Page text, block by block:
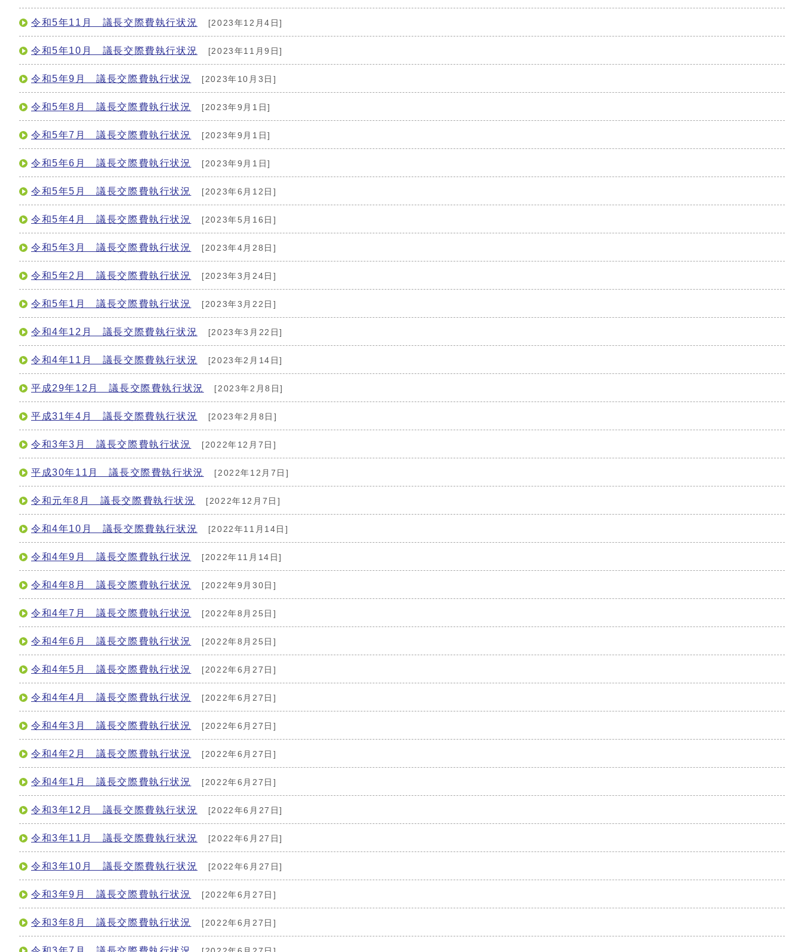
令和5年11月 議長交際費執行状況 [2023年12月4日]
令和5年10月 議長交際費執行状況 [2023年11月9日]
令和5年9月 議長交際費執行状況 [2023年10月3日]
令和5年8月 議長交際費執行状況 [2023年9月1日]
令和5年7月 議長交際費執行状況 [2023年9月1日]
令和5年6月 議長交際費執行状況 [2023年9月1日]
令和5年5月 議長交際費執行状況 [2023年6月12日]
令和5年4月 議長交際費執行状況 [2023年5月16日]
令和5年3月 議長交際費執行状況 [2023年4月28日]
令和5年2月 議長交際費執行状況 [2023年3月24日]
令和5年1月 議長交際費執行状況 [2023年3月22日]
令和4年12月 議長交際費執行状況 [2023年3月22日]
令和4年11月 議長交際費執行状況 [2023年2月14日]
平成29年12月 議長交際費執行状況 [2023年2月8日]
平成31年4月 議長交際費執行状況 [2023年2月8日]
令和3年3月 議長交際費執行状況 [2022年12月7日]
平成30年11月 議長交際費執行状況 [2022年12月7日]
令和元年8月 議長交際費執行状況 [2022年12月7日]
令和4年10月 議長交際費執行状況 [2022年11月14日]
令和4年9月 議長交際費執行状況 [2022年11月14日]
令和4年8月 議長交際費執行状況 [2022年9月30日]
令和4年7月 議長交際費執行状況 [2022年8月25日]
令和4年6月 議長交際費執行状況 [2022年8月25日]
令和4年5月 議長交際費執行状況 [2022年6月27日]
令和4年4月 議長交際費執行状況 [2022年6月27日]
令和4年3月 議長交際費執行状況 [2022年6月27日]
令和4年2月 議長交際費執行状況 [2022年6月27日]
令和4年1月 議長交際費執行状況 [2022年6月27日]
令和3年12月 議長交際費執行状況 [2022年6月27日]
令和3年11月 議長交際費執行状況 [2022年6月27日]
令和3年10月 議長交際費執行状況 [2022年6月27日]
令和3年9月 議長交際費執行状況 [2022年6月27日]
令和3年8月 議長交際費執行状況 [2022年6月27日]